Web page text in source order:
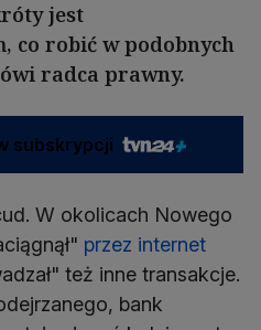
jest
co robić w podobnych
radca prawny.
subskrypcji
W okolicach Nowego
przez internet
też inne transakcje.
bank